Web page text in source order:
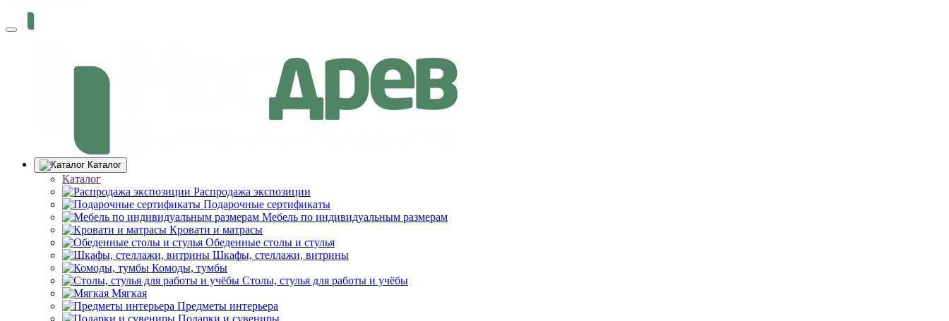
Каталог
Каталог
Распродажа экспозиции
Подарочные сертификаты
Мебель по индивидуальным размерам
Кровати и матрасы
Обеденные столы и стулья
Шкафы, стеллажи, витрины
Комоды, тумбы
Столы, стулья для работы и учёбы
Мягкая
Предметы интерьера
Подарки и сувениры